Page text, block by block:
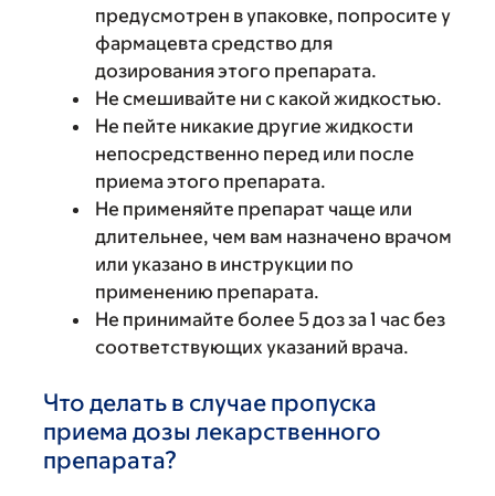
предусмотрен в упаковке, попросите у
фармацевта средство для
дозирования этого препарата.
Не смешивайте ни с какой жидкостью.
Не пейте никакие другие жидкости
непосредственно перед или после
приема этого препарата.
Не применяйте препарат чаще или
длительнее, чем вам назначено врачом
или указано в инструкции по
применению препарата.
Не принимайте более 5 доз за 1 час без
соответствующих указаний врача.
Что делать в случае пропуска
приема дозы лекарственного
препарата?